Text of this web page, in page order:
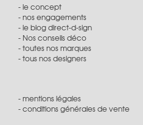
le concept
nos engagements
le blog direct-d-sign
Nos conseils déco
toutes nos marques
tous nos designers
mentions légales
conditions générales de vente